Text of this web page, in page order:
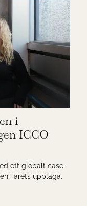
i
ICCO
ett globalt case
i årets upplaga.